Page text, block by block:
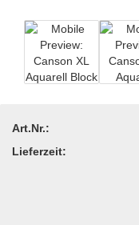
Art.Nr.:
Lieferzeit: